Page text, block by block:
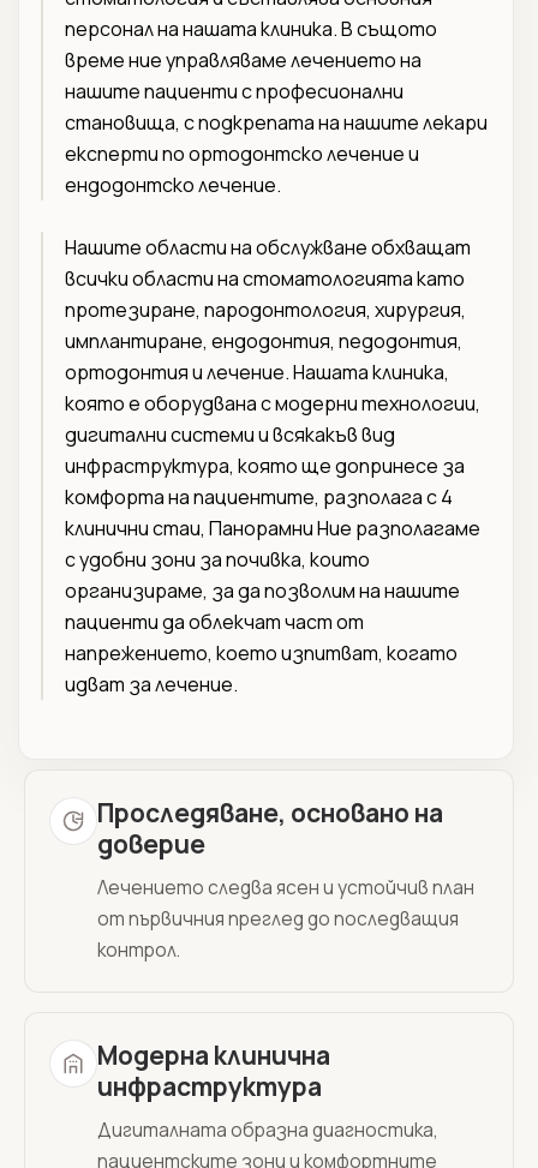
персонал на нашата клиника. В същото
време ние управляваме лечението на
нашите пациенти с професионални
становища, с подкрепата на нашите лекари
експерти по ортодонтско лечение и
ендодонтско лечение.
Нашите области на обслужване обхващат
всички области на стоматологията като
протезиране, пародонтология, хирургия,
имплантиране, ендодонтия, педодонтия,
ортодонтия и лечение. Нашата клиника,
която е оборудвана с модерни технологии,
дигитални системи и всякакъв вид
инфраструктура, която ще допринесе за
комфорта на пациентите, разполага с 4
клинични стаи, Панорамни Ние разполагаме
с удобни зони за почивка, които
организираме, за да позволим на нашите
пациенти да облекчат част от
напрежението, което изпитват, когато
идват за лечение.
Проследяване, основано на
доверие
Лечението следва ясен и устойчив план
от първичния преглед до последващия
контрол.
Модерна клинична
инфраструктура
Дигиталната образна диагностика,
пациентските зони и комфортните